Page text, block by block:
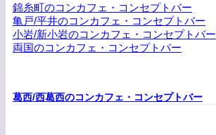
錦糸町のコンカフェ・コンセプトバー
亀戸/平井のコンカフェ・コンセプトバー
小岩/新小岩のコンカフェ・コンセプトバー
両国のコンカフェ・コンセプトバー
葛西/西葛西のコンカフェ・コンセプトバー